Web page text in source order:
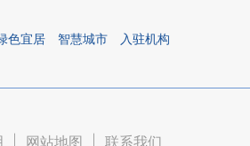
色宜居 智慧城市 入驻机构
网站地图 联系我们